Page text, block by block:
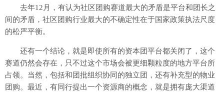
去年12月，有认为社区团购赛道最大的矛盾是平台和团长之
间的矛盾，社区团购行业最大的不确定性在于国家政策执法尺度
的松严平衡。
还有一个结论，就是即使所有的资本团平台都关闭了，这个
赛道仍然会存在，只不过这个市场会被更细颗粒度的地方平台所
占领。当然，包括和团批组织协同的独立团，还有补充型的物业
团购。最近，有同行提出一个资源商的概念，就是拥有庞大渠道